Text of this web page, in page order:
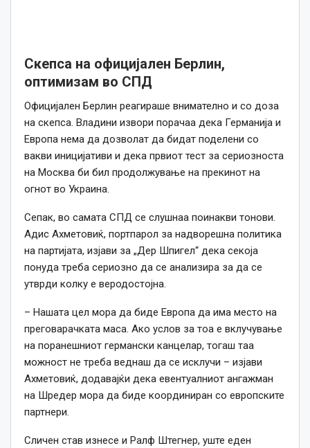
Скепса на официјален Берлин,
оптимизам во СПД
Официјален Берлин реагираше внимателно и со доза
на скепса. Владини извори порачаа дека Германија и
Европа нема да дозволат да бидат поделени со
вакви иницијативи и дека првиот тест за сериозноста
на Москва би бил продолжување на прекинот на
огнот во Украина.
Сепак, во самата СПД се слушнаа поинакви тонови.
Адис Ахметовиќ, портпарол за надворешна политика
на партијата, изјави за „Дер Шпигел“ дека секоја
понуда треба сериозно да се анализира за да се
утврди колку е веродостојна.
– Нашата цел мора да биде Европа да има место на
преговарачката маса. Ако услов за тоа е вклучување
на поранешниот германски канцелар, тогаш таа
можност не треба веднаш да се исклучи – изјави
Ахметовиќ, додавајќи дека евентуалниот ангажман
на Шредер мора да биде координиран со европските
партнери.
Сличен став изнесе и Ралф Штегнер, уште еден